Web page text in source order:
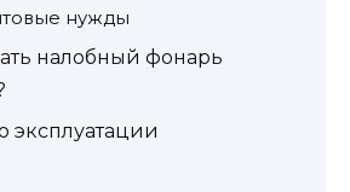
нужды
налобный фонарь
эксплуатации